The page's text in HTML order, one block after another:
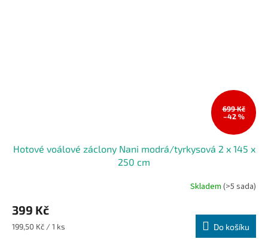
699 Kč
–42 %
Hotové voálové záclony Nani modrá/tyrkysová 2 x 145 x
250 cm
produktu
je
5,0
Skladem(>5 sada)
399 Kč
Měrná
199,50 Kč / 1 ks Do košíku